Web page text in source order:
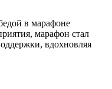
в марафоне
марафон стал
вдохновляя